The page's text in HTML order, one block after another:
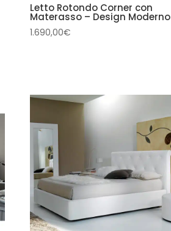
Letto Rotondo Corner con
Materasso – Design Moderno
1.690,00€